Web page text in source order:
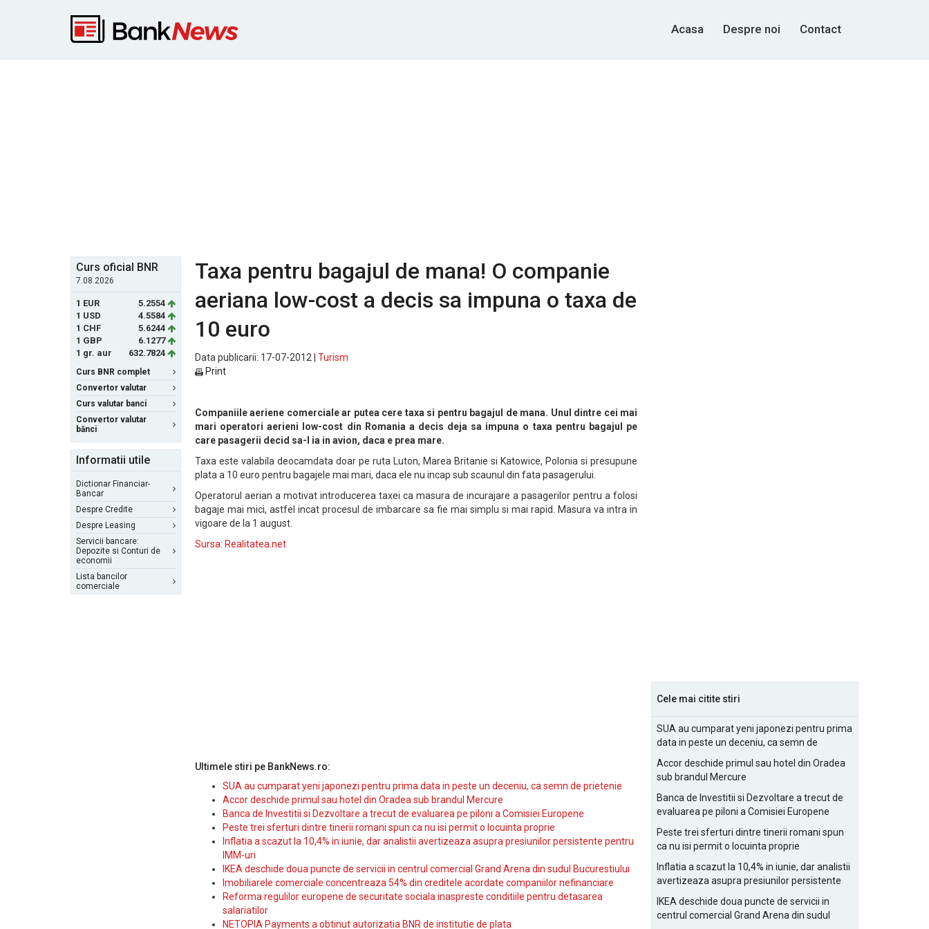
Acasa Despre noi Contact
Curs oficial BNR
7.08.2026
1 EUR
5.2554
1 USD
4.5584
1 CHF
5.6244
1 GBP
6.1277
1 gr. aur
632.7824
Curs BNR complet
Convertor valutar
Curs valutar banci
Convertor valutar
bănci
Informatii utile
Dictionar Financiar-
Bancar
Despre Credite
Despre Leasing
Servicii bancare:
Depozite si Conturi de
economii
Lista bancilor
comerciale
Taxa pentru bagajul de mana! O companie
aeriana low-cost a decis sa impuna o taxa de
10 euro
Data publicarii: 17-07-2012 | Turism
Print
Companiile aeriene comerciale ar putea cere taxa si pentru bagajul de mana. Unul dintre cei mai
mari operatori aerieni low-cost din Romania a decis deja sa impuna o taxa pentru bagajul pe
care pasagerii decid sa-l ia in avion, daca e prea mare.
Taxa este valabila deocamdata doar pe ruta Luton, Marea Britanie si Katowice, Polonia si presupune
plata a 10 euro pentru bagajele mai mari, daca ele nu incap sub scaunul din fata pasagerului.
Operatorul aerian a motivat introducerea taxei ca masura de incurajare a pasagerilor pentru a folosi
bagaje mai mici, astfel incat procesul de imbarcare sa fie mai simplu si mai rapid. Masura va intra in
vigoare de la 1 august.
Sursa: Realitatea.net
Ultimele stiri pe BankNews.ro:
SUA au cumparat yeni japonezi pentru prima data in peste un deceniu, ca semn de prietenie
Accor deschide primul sau hotel din Oradea sub brandul Mercure
Banca de Investitii si Dezvoltare a trecut de evaluarea pe piloni a Comisiei Europene
Peste trei sferturi dintre tinerii romani spun ca nu isi permit o locuinta proprie
Inflatia a scazut la 10,4% in iunie, dar analistii avertizeaza asupra presiunilor persistente pentru
IMM-uri
IKEA deschide doua puncte de servicii in centrul comercial Grand Arena din sudul Bucurestiului
Imobiliarele comerciale concentreaza 54% din creditele acordate companiilor nefinanciare
Reforma regulilor europene de securitate sociala inaspreste conditiile pentru detasarea
salariatilor
NETOPIA Payments a obtinut autorizatia BNR de institutie de plata
Cele mai citite stiri
SUA au cumparat yeni japonezi pentru prima
data in peste un deceniu, ca semn de
Accor deschide primul sau hotel din Oradea
sub brandul Mercure
Banca de Investitii si Dezvoltare a trecut de
evaluarea pe piloni a Comisiei Europene
Peste trei sferturi dintre tinerii romani spun
ca nu isi permit o locuinta proprie
Inflatia a scazut la 10,4% in iunie, dar analistii
avertizeaza asupra presiunilor persistente
IKEA deschide doua puncte de servicii in
centrul comercial Grand Arena din sudul